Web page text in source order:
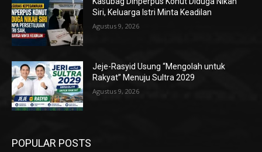
Siri, Keluarga Istri Minta Keadilan
Agustus 9, 2026
Jeje-Rasyid Usung “Mengolah untuk
Rakyat” Menuju Sultra 2029
Agustus 9, 2026
POPULAR POSTS